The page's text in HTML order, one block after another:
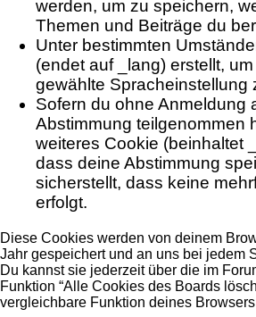
werden, um zu speichern,
Themen und Beiträge du
Unter bestimmten
(endet auf _lang) erstellt,
gewählte Spracheinstellung
Sofern du ohne Anmeldung
Abstimmung teilgenommen
weiteres Cookie (beinhaltet
dass deine Abstimmung
sicherstellt, dass keine
erfolgt.
Diese Cookies werden von deinem
Jahr gespeichert und an uns bei jedem
Du kannst sie jederzeit über die im
Funktion “Alle Cookies des Boards
vergleichbare Funktion deines